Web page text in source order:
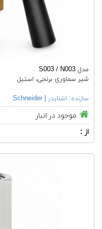
مدل S003 / N003
شیر سماوری برنجی، استیل
سازنده: اشنایدر | Schneider
موجود در انبار
از :